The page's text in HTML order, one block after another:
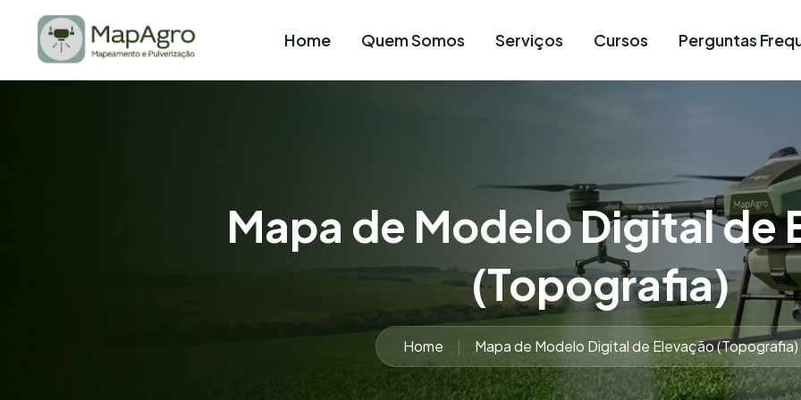
Home Quem Somos Serviços Cursos Perguntas
Mapa de Modelo Digital de
(Topografia)
Home Mapa de Modelo Digital de Elevação (Topografia)